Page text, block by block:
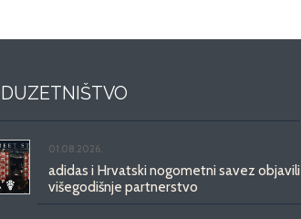
01.08.2026.
adidas i Hrvatski nogometni savez objavili
višegodišnje partnerstvo